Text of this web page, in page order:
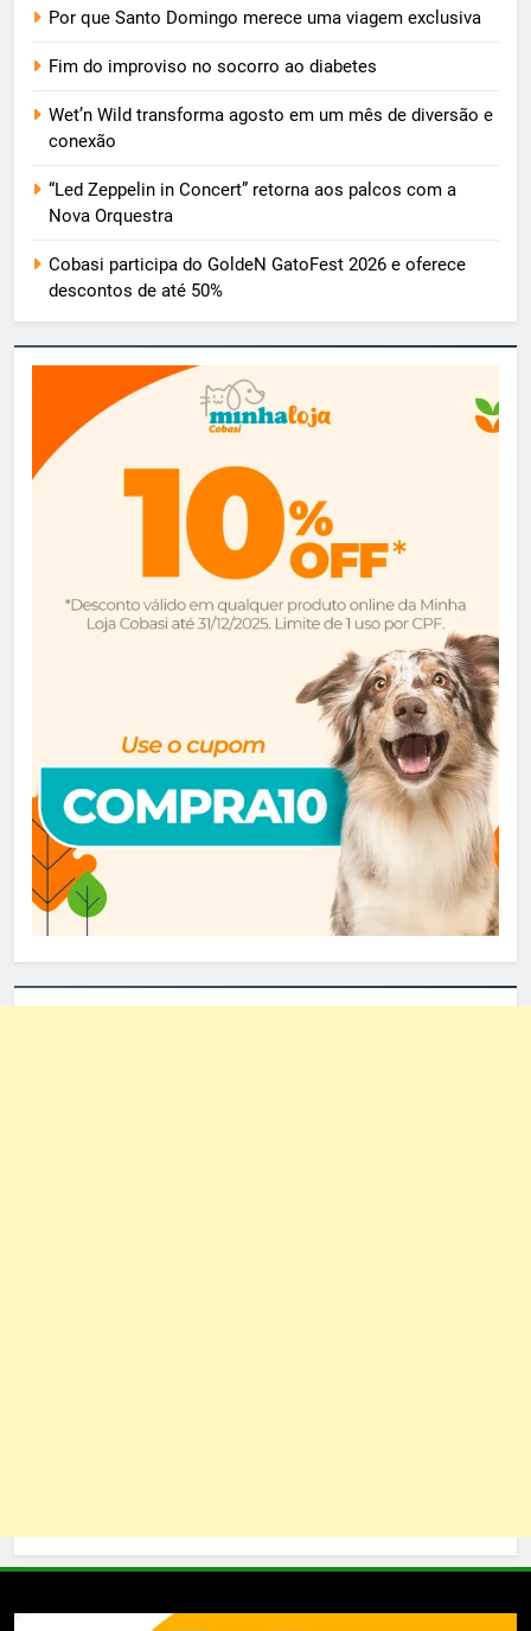
Por que Santo Domingo merece uma viagem exclusiva
Fim do improviso no socorro ao diabetes
Wet’n Wild transforma agosto em um mês de diversão e
conexão
“Led Zeppelin in Concert” retorna aos palcos com a
Nova Orquestra
Cobasi participa do GoldeN GatoFest 2026 e oferece
descontos de até 50%